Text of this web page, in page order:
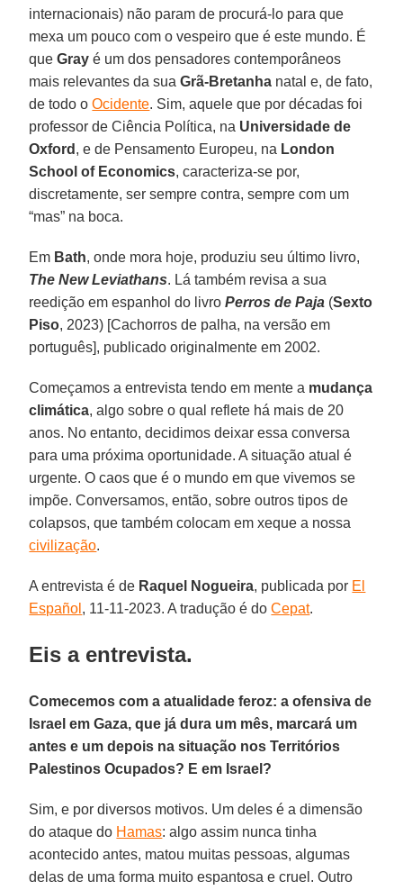
internacionais) não param de procurá-lo para que
mexa um pouco com o vespeiro que é este mundo. É
queGray é um dos pensadores contemporâneos
mais relevantes da suaGrã-Bretanha natal e, de fato,
de todo oOcidente. Sim, aquele que por décadas foi
professor de Ciência Política, na Universidade de
Oxford , e de Pensamento Europeu, na London
School of Economics, caracteriza-se por,
discretamente, ser sempre contra, sempre com um
“mas” na boca.
Em Bath, onde mora hoje, produziu seu último livro,
The New Leviathans. Lá também revisa a sua
reedição em espanhol do livroPerros de Paja (Sexto
Piso, 2023) [Cachorros de palha, na versão em
português], publicado originalmente em 2002.
Começamos a entrevista tendo em mente a mudança
climática, algo sobre o qual reflete há mais de 20
anos. No entanto, decidimos deixar essa conversa
para uma próxima oportunidade. A situação atual é
urgente. O caos que é o mundo em que vivemos se
impõe. Conversamos, então, sobre outros tipos de
colapsos, que também colocam em xeque a nossa
civilização.
A entrevista é de Raquel Nogueira, publicada por El
Español , 11-11-2023. A tradução é doCepat.
Eis a entrevista.
Comecemos com a atualidade feroz: a ofensiva de
Israel em Gaza, que já dura um mês, marcará um
antes e um depois na situação nos Territórios
Palestinos Ocupados? E em Israel?
Sim, e por diversos motivos. Um deles é a dimensão
do ataque do Hamas: algo assim nunca tinha
acontecido antes, matou muitas pessoas, algumas
delas de uma forma muito espantosa e cruel. Outro